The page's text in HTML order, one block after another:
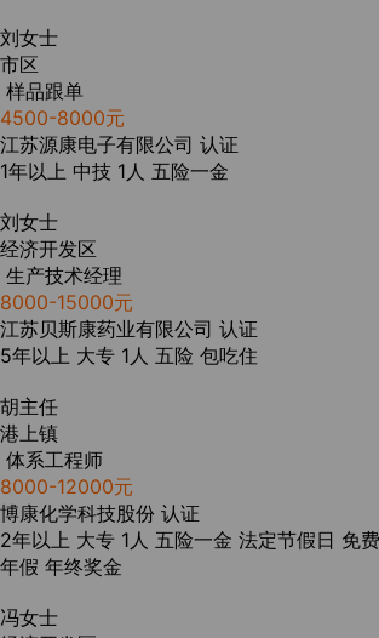
刘女士
市区
样品跟单
4500-8000元
江苏源康电子有限公司 认证
1年以上 中技 1人 五险一金
刘女士
经济开发区
生产技术经理
8000-15000元
江苏贝斯康药业有限公司 认证
5年以上 大专 1人 五险 包吃住
胡主任
港上镇
体系工程师
8000-12000元
博康化学科技股份 认证
2年以上 大专 1人 五险一金 法定节假日 免
年假 年终奖金
冯女士